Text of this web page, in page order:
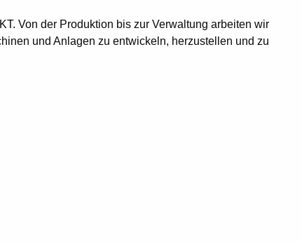
Von der Produktion bis zur Verwaltung arbeiten wir
und Anlagen zu entwickeln, herzustellen und zu